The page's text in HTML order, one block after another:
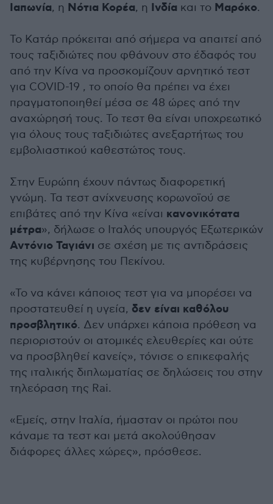
Ιαπωνία, η Νότια Κορέα, η Ινδία και το Μαρόκο.
Το Κατάρ πρόκειται από σήμερα να απαιτεί από
τους ταξιδιώτες που φθάνουν στο έδαφός του
από την Κίνα να προσκομίζουν αρνητικό τεστ
για COVID-19 , το οποίο θα πρέπει να έχει
πραγματοποιηθεί μέσα σε 48 ώρες από την
αναχώρησή τους. Το τεστ θα είναι υποχρεωτικό
για όλους τους ταξιδιώτες ανεξαρτήτως του
εμβολιαστικού καθεστώτος τους.
Στην Ευρώπη έχουν πάντως διαφορετική
γνώμη. Τα τεστ ανίχνευσης κορωνοϊού σε
επιβάτες από την Κίνα «είναι κανονικότατα
μέτρα», δήλωσε ο Ιταλός υπουργός Εξωτερικών
Αντόνιο Ταγιάνι σε σχέση με τις αντιδράσεις
της κυβέρνησης του Πεκίνου.
«Το να κάνει κάποιος τεστ για να μπορέσει να
προστατευθεί η υγεία, δεν είναι καθόλου
προσβλητικό. Δεν υπάρχει κάποια πρόθεση να
περιοριστούν οι ατομικές ελευθερίες και ούτε
να προσβληθεί κανείς», τόνισε ο επικεφαλής
της ιταλικής διπλωματίας σε δηλώσεις του στην
τηλεόραση της Rai.
«Εμείς, στην Ιταλία, ήμασταν οι πρώτοι που
κάναμε τα τεστ και μετά ακολούθησαν
διάφορες άλλες χώρες», πρόσθεσε.